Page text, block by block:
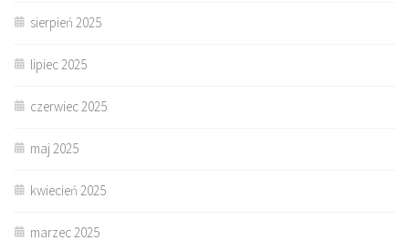
sierpień 2025
lipiec 2025
czerwiec 2025
maj 2025
kwiecień 2025
marzec 2025